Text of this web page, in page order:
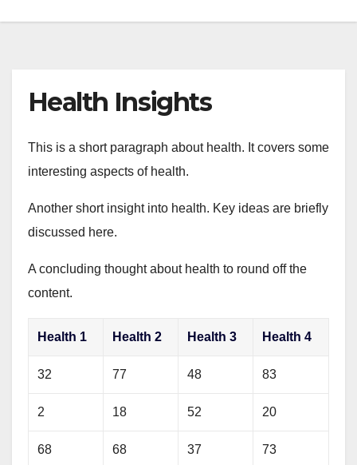
Health Insights
This is a short paragraph about health. It covers some
interesting aspects of health.
Another short insight into health. Key ideas are briefly
discussed here.
A concluding thought about health to round off the
content.
Health 1 Health 2 Health 3 Health 4
32 77 48 83
2 18 52 20
68 68 37 73